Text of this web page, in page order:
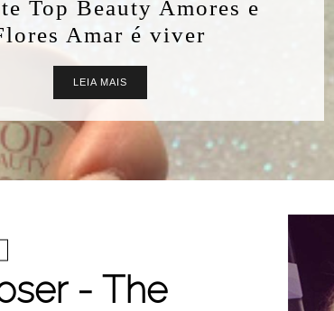
Top Beauty Amores e
Amar é viver
LEIA MAIS
- The